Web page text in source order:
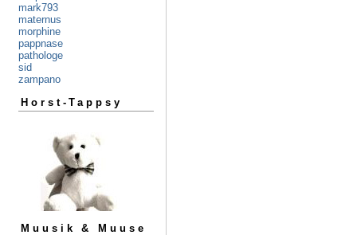
mark793
maternus
morphine
pappnase
pathologe
sid
zampano
Horst-Tappsy
Muusik & Muuse